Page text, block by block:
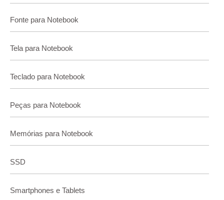
Fonte para Notebook
Tela para Notebook
Teclado para Notebook
Peças para Notebook
Memórias para Notebook
SSD
Smartphones e Tablets